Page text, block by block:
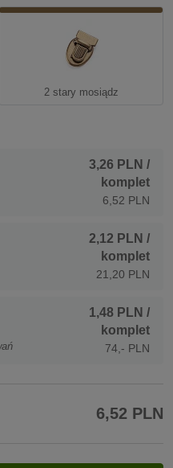
2 stary mosiądz
3,26 PLN /
komplet
6,52 PLN
2,12 PLN /
komplet
21,20 PLN
1,48 PLN /
komplet
74,- PLN
6,52 PLN